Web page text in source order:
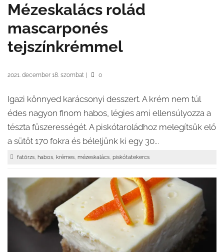
Mézeskalács rolád
mascarponés
tejszínkrémmel
2021. december 18. szombat 0
Igazi könnyed karácsonyi desszert. A krém nem túl
édes nagyon finom habos, légies ami ellensúlyozza a
tészta fűszerességét. A piskótaroládhoz melegítsük elő
a sütőt 170 fokra és béleljünk ki egy 30...
fatörzs, habos, krémes, mézeskalács, piskótatekercs